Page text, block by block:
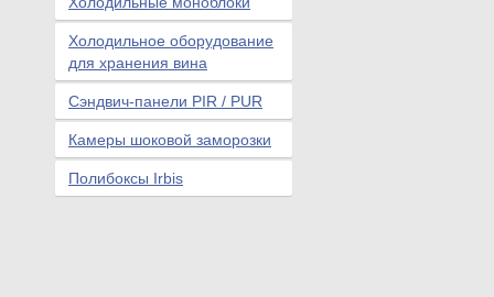
Холодильное оборудование
для хранения вина
Сэндвич-панели PIR / PUR
Камеры шоковой заморозки
Полибоксы Irbis